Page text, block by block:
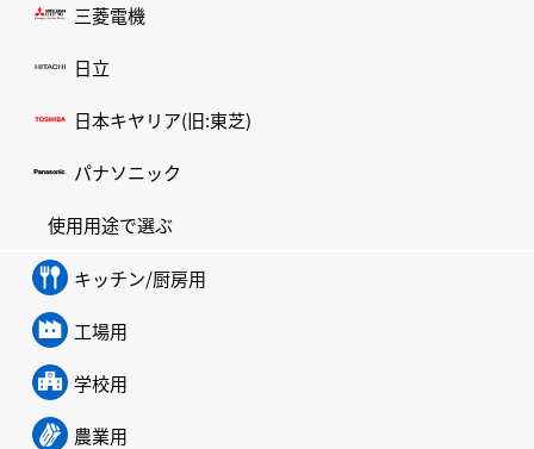
三菱電機
日立
日本キヤリア(旧:東芝)
パナソニック
使用用途で選ぶ
キッチン/厨房用
工場用
学校用
農業用